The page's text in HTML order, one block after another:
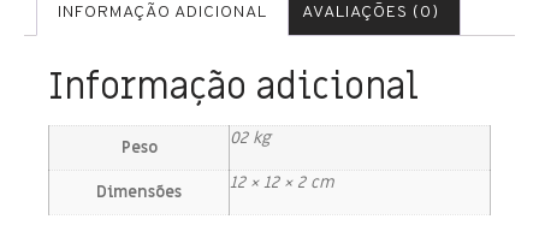
INFORMAÇÃO ADICIONAL AVALIAÇÕES (0)
Informação adicional
Peso 02 kg
Dimensões 12 × 12 × 2 cm